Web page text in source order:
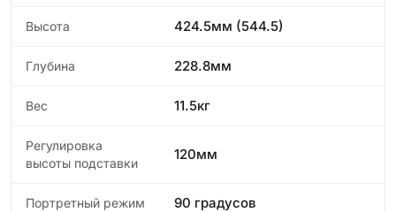
Высота 424.5мм (544.5)
Глубина 228.8мм
Вес 11.5кг
Регулировка
высоты подставки
120мм
Портретный режим 90 градусов